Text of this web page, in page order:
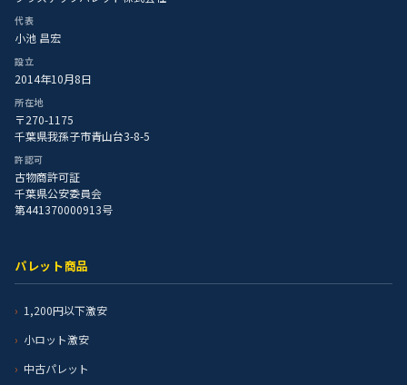
代表
小池 昌宏
設立
2014年10月8日
所在地
〒270-1175
千葉県我孫子市青山台3-8-5
許認可
古物商許可証
千葉県公安委員会
第441370000913号
パレット商品
1,200円以下激安
小ロット激安
中古パレット